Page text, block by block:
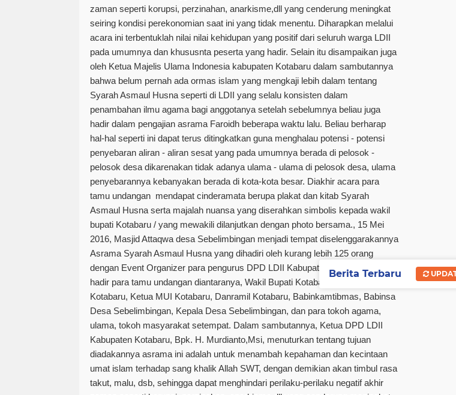
zaman seperti korupsi, perzinahan, anarkisme,dll yang cenderung meningkat
seiring kondisi perekonomian saat ini yang tidak menentu. Diharapkan melalui
acara ini terbentuklah nilai nilai kehidupan yang positif dari seluruh warga LDII
pada umumnya dan khususnta peserta yang hadir. Selain itu disampaikan juga
oleh Ketua Majelis Ulama Indonesia kabupaten Kotabaru dalam sambutannya
bahwa belum pernah ada ormas islam yang mengkaji lebih dalam tentang
Syarah Asmaul Husna seperti di LDII yang selalu konsisten dalam
penambahan ilmu agama bagi anggotanya setelah sebelumnya beliau juga
hadir dalam pengajian asrama Faroidh beberapa waktu lalu. Beliau berharap
hal-hal seperti ini dapat terus ditingkatkan guna menghalau potensi - potensi
penyebaran aliran - aliran sesat yang pada umumnya berada di pelosok -
pelosok desa dikarenakan tidak adanya ulama - ulama di pelosok desa, ulama
penyebarannya kebanyakan berada di kota-kota besar. Diakhir acara para
tamu undangan mendapat cinderamata berupa plakat dan kitab Syarah
Asmaul Husna serta majalah nuansa yang diserahkan simbolis kepada wakil
bupati Kotabaru / yang mewakili dilanjutkan dengan photo bersama., 15 Mei
2016, Masjid Attaqwa desa Sebelimbingan menjadi tempat diselenggarakannya
Asrama Syarah Asmaul Husna yang dihadiri oleh kurang lebih 125 orang
dengan Event Organizer para pengurus DPD LDII Kabupaten Kotabaru. Turut
hadir para tamu undangan diantaranya, Wakil Bupati Kotabaru, Kapolres
Kotabaru, Ketua MUI Kotabaru, Danramil Kotabaru, Babinkamtibmas, Babinsa
Desa Sebelimbingan, Kepala Desa Sebelimbingan, dan para tokoh agama,
ulama, tokoh masyarakat setempat. Dalam sambutannya, Ketua DPD LDII
Kabupaten Kotabaru, Bpk. H. Murdianto,Msi, menuturkan tentang tujuan
diadakannya asrama ini adalah untuk menambah kepahaman dan kecintaan
umat islam terhadap sang khalik Allah SWT, dengan demikian akan timbul rasa
takut, malu, dsb, sehingga dapat menghindari perilaku-perilaku negatif akhir
Berita Terbaru